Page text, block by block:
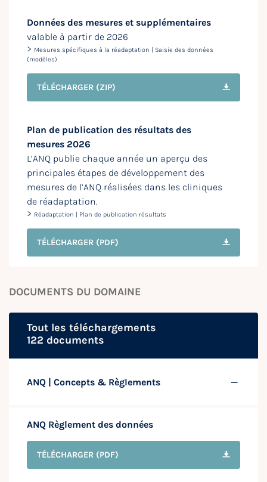
Données des mesures et supplémentaires
valable à partir de 2026
> Mesures spécifiques à la réadaptation | Saisie des données
(modèles)
TÉLÉCHARGER (ZIP)
Plan de publication des résultats des
mesures 2026
L’ANQ publie chaque année un aperçu des
principales étapes de développement des
mesures de l’ANQ réalisées dans les cliniques
de réadaptation.
> Réadaptation | Plan de publication résultats
TÉLÉCHARGER (PDF)
DOCUMENTS DU DOMAINE
Tout les téléchargements
122 documents
ANQ | Concepts & Règlements
ANQ Règlement des données
TÉLÉCHARGER (PDF)